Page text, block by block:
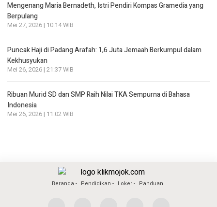
Mengenang Maria Bernadeth, Istri Pendiri Kompas Gramedia yang
Berpulang
Mei 27, 2026 | 10:14 WIB
Puncak Haji di Padang Arafah: 1,6 Juta Jemaah Berkumpul dalam
Kekhusyukan
Mei 26, 2026 | 21:37 WIB
Ribuan Murid SD dan SMP Raih Nilai TKA Sempurna di Bahasa
Indonesia
Mei 26, 2026 | 11:02 WIB
Beranda Pendidikan Loker Panduan